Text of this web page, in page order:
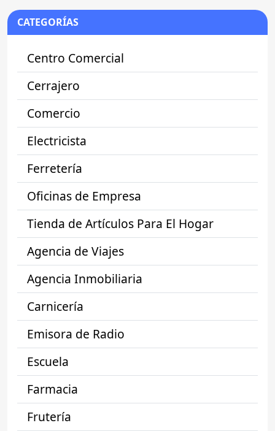
CATEGORÍAS
Centro Comercial
Cerrajero
Comercio
Electricista
Ferretería
Oficinas de Empresa
Tienda de Artículos Para El Hogar
Agencia de Viajes
Agencia Inmobiliaria
Carnicería
Emisora de Radio
Escuela
Farmacia
Frutería